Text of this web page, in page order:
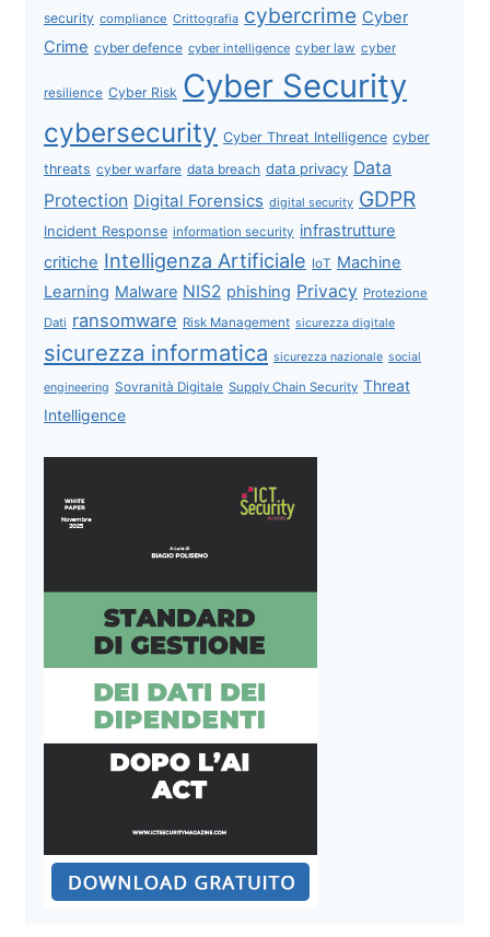
security compliance Crittografia cybercrime Cyber
Crime cyber defence cyber intelligence cyber law cyber
resilience Cyber Risk Cyber Security
cybersecurity Cyber Threat Intelligence cyber
threats cyber warfare data breach data privacy Data
Protection Digital Forensics digital security GDPR
Incident Response information security infrastrutture
critiche Intelligenza Artificiale IoT Machine
Learning Malware NIS2 phishing Privacy Protezione
Dati ransomware Risk Management sicurezza digitale
sicurezza informatica sicurezza nazionale social
engineering Sovranità Digitale Supply Chain Security Threat
Intelligence